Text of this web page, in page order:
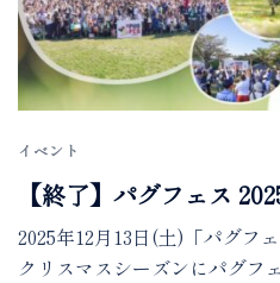
イベント
【終了】パグフェス
2025年12月13日(土)「パグフ
クリスマスシーズンにパグ